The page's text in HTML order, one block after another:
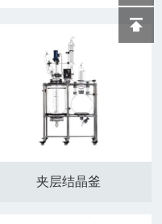
夹层结晶釜